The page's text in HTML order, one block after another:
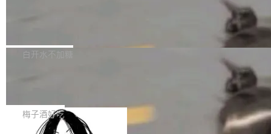
获配9...
题，该问题可能导致在旧版 Linux 内核...
P）！这一里程碑不仅标志着 Fluss 迈入新的发
长期停止内容更新，未能实现其作为“AI版维基百
提交的编辑请求也长期处于待处理状态。 Groki
pedia 于去年底上线，定位为由人工智能生成内
白开水不加糖
是这样的：配 MessageSource 的 Bean、写 R
eloadableResourceBundleMessageSource、
梅子酒好吃